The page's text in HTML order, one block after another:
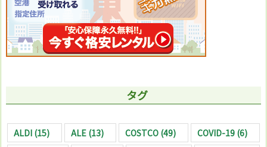
タグ
ALDI (15) ALE (13) COSTCO (49) COVID-19 (6)